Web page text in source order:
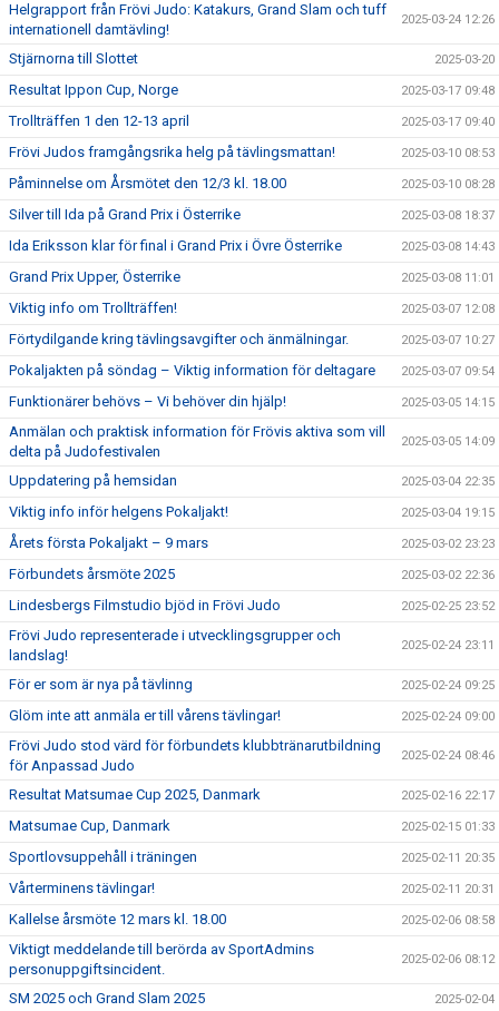
Helgrapport från Frövi Judo: Katakurs, Grand Slam och tuff
internationell damtävling!
2025-03-24 12:26
Stjärnorna till Slottet 2025-03-20
Resultat Ippon Cup, Norge 2025-03-17 09:48
Trollträffen 1 den 12-13 april 2025-03-17 09:40
Frövi Judos framgångsrika helg på tävlingsmattan! 2025-03-10 08:53
Påminnelse om Årsmötet den 12/3 kl. 18.00 2025-03-10 08:28
Silver till Ida på Grand Prix i Österrike 2025-03-08 18:37
Ida Eriksson klar för final i Grand Prix i Övre Österrike 2025-03-08 14:43
Grand Prix Upper, Österrike 2025-03-08 11:01
Viktig info om Trollträffen! 2025-03-07 12:08
Förtydilgande kring tävlingsavgifter och änmälningar. 2025-03-07 10:27
Pokaljakten på söndag – Viktig information för deltagare 2025-03-07 09:54
Funktionärer behövs – Vi behöver din hjälp! 2025-03-05 14:15
Anmälan och praktisk information för Frövis aktiva som vill
delta på Judofestivalen
2025-03-05 14:09
Uppdatering på hemsidan 2025-03-04 22:35
Viktig info inför helgens Pokaljakt! 2025-03-04 19:15
Årets första Pokaljakt – 9 mars 2025-03-02 23:23
Förbundets årsmöte 2025 2025-03-02 22:36
Lindesbergs Filmstudio bjöd in Frövi Judo 2025-02-25 23:52
Frövi Judo representerade i utvecklingsgrupper och
landslag!
2025-02-24 23:11
För er som är nya på tävlinng 2025-02-24 09:25
Glöm inte att anmäla er till vårens tävlingar! 2025-02-24 09:00
Frövi Judo stod värd för förbundets klubbtränarutbildning
för Anpassad Judo
2025-02-24 08:46
Resultat Matsumae Cup 2025, Danmark 2025-02-16 22:17
Matsumae Cup, Danmark 2025-02-15 01:33
Sportlovsuppehåll i träningen 2025-02-11 20:35
Vårterminens tävlingar! 2025-02-11 20:31
Kallelse årsmöte 12 mars kl. 18.00 2025-02-06 08:58
Viktigt meddelande till berörda av SportAdmins
personuppgiftsincident.
2025-02-06 08:12
SM 2025 och Grand Slam 2025 2025-02-04